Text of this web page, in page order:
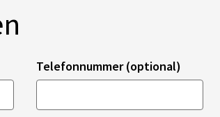
Telefonnummer (optional)